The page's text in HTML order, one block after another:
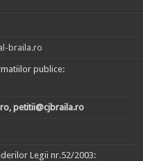
braila.ro
publice:
petitii@cjbraila.ro
Legii nr.52/2003: